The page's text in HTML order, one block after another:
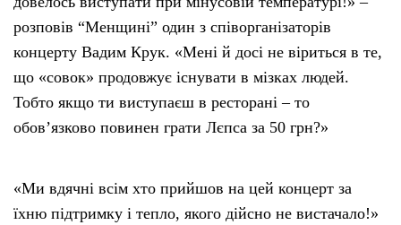
розповів “Менщині” один з співорганізаторів
концерту Вадим Крук. «Мені й досі не віриться в те,
що «совок» продовжує існувати в мізках людей.
Тобто якщо ти виступаєш в ресторані – то
обов’язково повинен грати Лєпса за 50 грн?»
«Ми вдячні всім хто прийшов на цей концерт за
їхню підтримку і тепло, якого дійсно не вистачало!»